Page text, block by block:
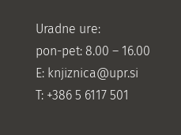
Uradne ure:
pon-pet: 8.00 – 16.00
E: knjiznica@upr.si
T: +386 5 6117 501